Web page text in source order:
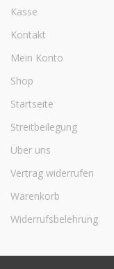
Kasse
Kontakt
Mein Konto
Shop
Startseite
Streitbeilegung
Über uns
Vertrag widerrufen
Warenkorb
Widerrufsbelehrung